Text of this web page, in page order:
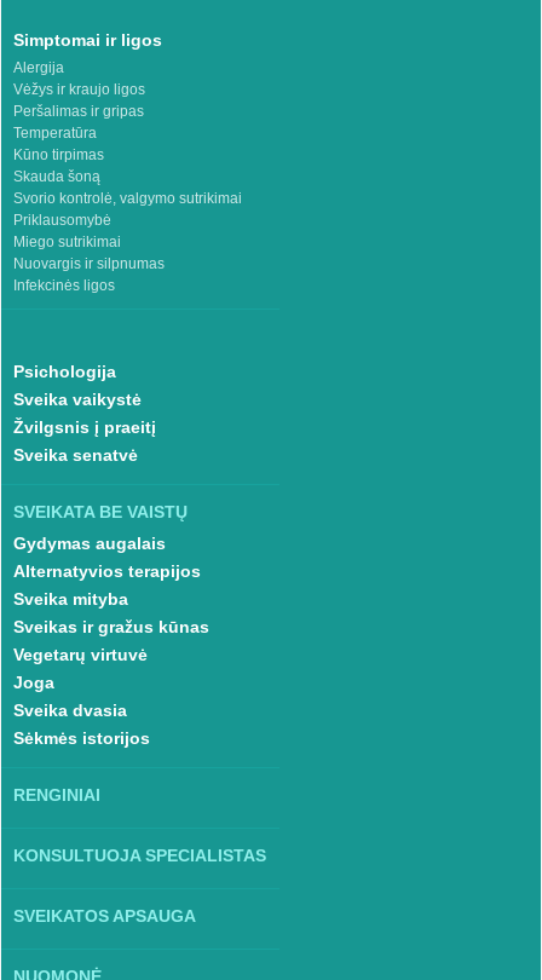
Simptomai ir ligos
Alergija
Vėžys ir kraujo ligos
Peršalimas ir gripas
Temperatūra
Kūno tirpimas
Skauda šoną
Svorio kontrolė, valgymo sutrikimai
Priklausomybė
Miego sutrikimai
Nuovargis ir silpnumas
Infekcinės ligos
Psichologija
Sveika vaikystė
Žvilgsnis į praeitį
Sveika senatvė
SVEIKATA BE VAISTŲ
Gydymas augalais
Alternatyvios terapijos
Sveika mityba
Sveikas ir gražus kūnas
Vegetarų virtuvė
Joga
Sveika dvasia
Sėkmės istorijos
RENGINIAI
KONSULTUOJA SPECIALISTAS
SVEIKATOS APSAUGA